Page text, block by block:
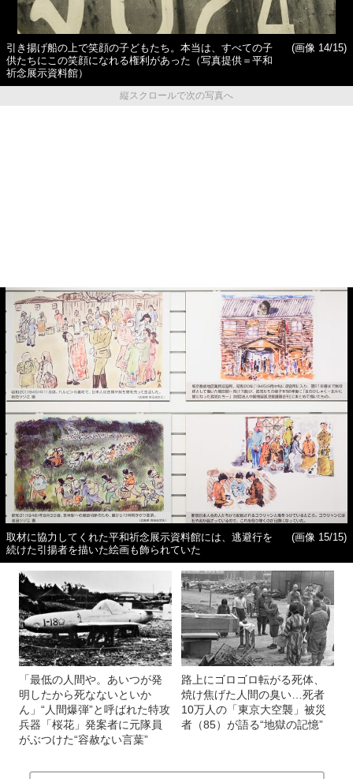
引き揚げ船の上で笑顔の子どもたち。本当は、すべての子
供たちにこの笑顔になれる権利があった（写真提供＝平和
祈念展示資料館）
(画像 14/15)
縦スクロールで次の写真へ
取材に協力してくれた平和祈念展示資料館には、逃避行を
続けた引揚者を描いた絵画も飾られていた
(画像 15/15)
「最低の人間や。あいつが発
明したから死なないといか
ん」“人間爆弾”と呼ばれた特攻
兵器「桜花」発案者に元隊員
がぶつけた“容赦ない言葉”
路上にゴロゴロ転がる死体、
焼け焦げた人間の臭い…死者
10万人の「東京大空襲」被災
者（85）が語る“地獄の記憶”